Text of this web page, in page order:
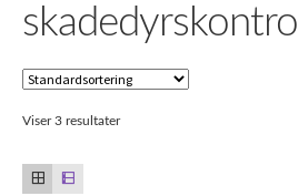
skadedyrskontrol
Viser 3 resultater